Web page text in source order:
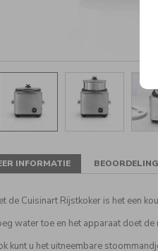
INFORMATIE
de Cuisinart Rijstkoker is het een
water toe en het apparaat doet
kunt u het uitneembare